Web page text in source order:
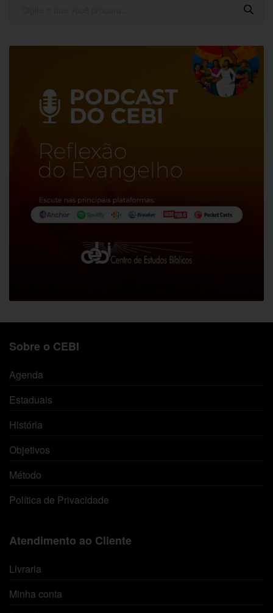
Sobre o CEBI
Agenda
Estaduais
História
Objetivos
Método
Política de Privacidade
Atendimento ao Cliente
Livraria
Minha conta